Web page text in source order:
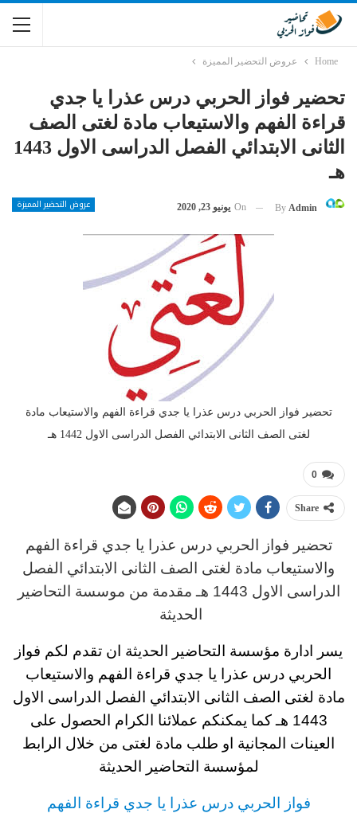
Home عروض التحضير المميزة
تحضير فواز الحربي درس عذرا يا جدي
قراءة الفهم والاستيعاب مادة لغتى الصف
الثانى الابتدائي الفصل الدراسى الاول 1443
هـ
عروض التحضير المميزة By Admin
On يونيو 23, 2020
تحضير فواز الحربي درس عذرا يا جدي قراءة الفهم والاستيعاب مادة
لغتى الصف الثانى الابتدائي الفصل الدراسى الاول 1442 هـ
0
Share
تحضير فواز الحربيدرس عذرا يا جدي قراءة الفهم
والاستيعاب مادة لغتى
الصف الثانى الابتدائي الفصل
الدراسى الاول 1443 هـ
مقدمة من موسسة التحاضير
الحديثة
يسر ادارة مؤسسة التحاضير الحديثة ان تقدم لكم فواز
الحربي درس عذرا يا جدي قراءة الفهم والاستيعاب
مادة لغتى
الصف الثانى الابتدائي الفصل الدراسى الاول
1443 هـ
كما يمكنكم عملائنا الكرام الحصول على
العينات المجانية او طلب مادة لغتى من خلال الرابط
لمؤسسة التحاضير الحديثة
فواز الحربيدرس عذرا يا جدي قراءة الفهم